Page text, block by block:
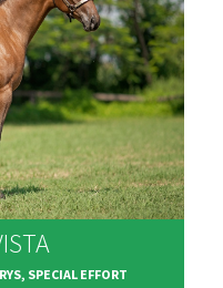
SPECIAL EFFORT